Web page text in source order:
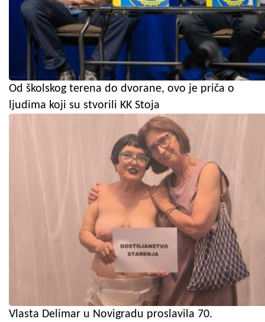
Od školskog terena do dvorane, ovo je priča o
ljudima koji su stvorili KK Stoja
Vlasta Delimar u Novigradu proslavila 70.